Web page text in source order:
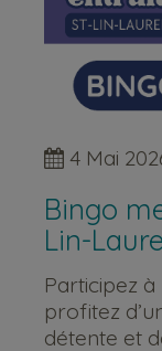
4 Mai
Bingo
Lin-
Participez
profitez
détente et